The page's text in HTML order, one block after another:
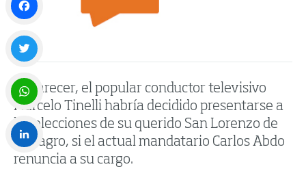
Al parecer, el popular conductor televisivo
Marcelo Tinelli habría decidido presentarse a
las elecciones de su querido San Lorenzo de
Almagro, si el actual mandatario Carlos Abdo
renuncia a su cargo.
Facebook
Twitter
WhatsApp
LinkedIn